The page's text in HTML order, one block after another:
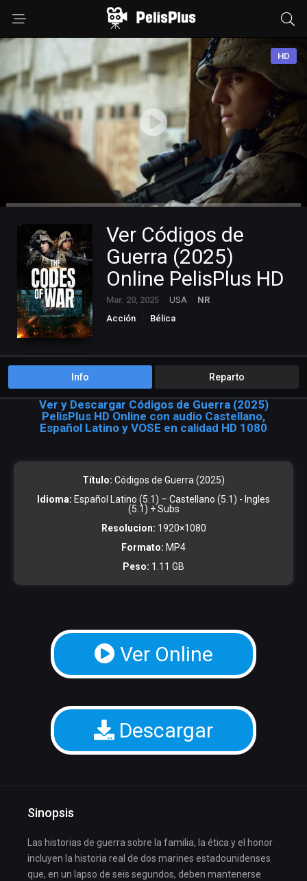
HD
Ver Códigos de
Guerra (2025)
Online PelisPlus HD
Mar. 20, 2025 USA
NR
Acción
Bélica
Info Reparto
Ver y Descargar Códigos de Guerra (2025)
PelisPlus HD Online con audio Castellano,
Español Latino y VOSE en calidad HD 1080
Título: Códigos de Guerra (2025)
Idioma: Español Latino (5.1) – Castellano (5.1) - Ingles
(5.1) + Subs
Resolucion: 1920×1080
Formato: MP4
Peso: 1.11 GB
Ver Online
Descargar
Sinopsis
Las historias de guerra sobre la familia, la ética y el honor
incluyen la historia real de dos marines estadounidenses
que, en un lapso de seis segundos, deben mantenerse